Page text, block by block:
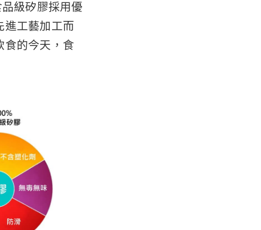
級矽膠採用優
進工藝加工而
食的今天，食